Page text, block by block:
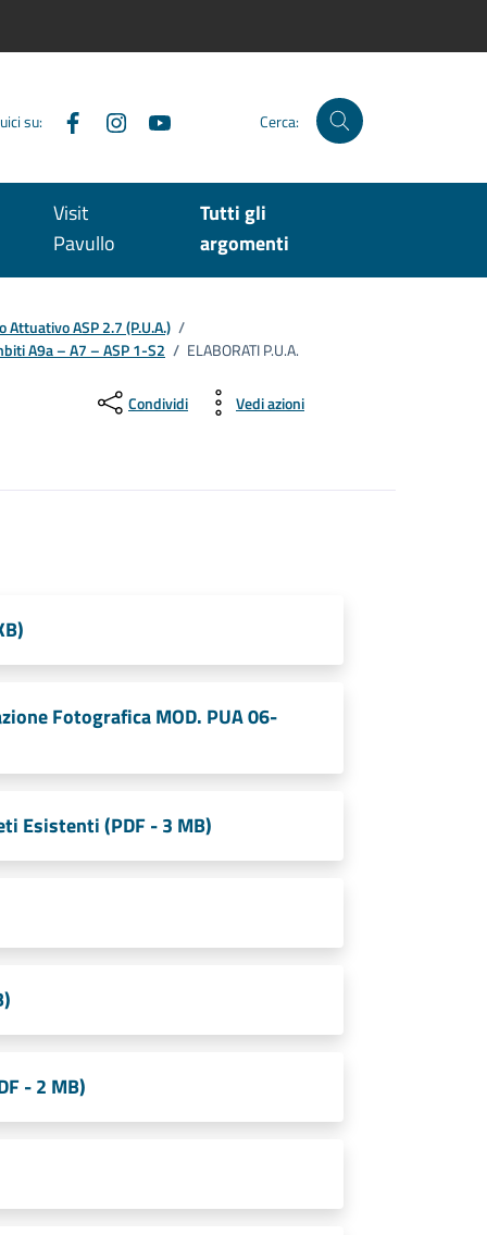
su: FacebookInstagram Cerca:
Visit
Pavullo
Tutti gli
argomenti
Attuativo ASP 2.7 (P.U.A.) /
A9a – A7 – ASP 1-S2 / ELABORATI P.U.A.
Condividi Vedi azioni
Fotografica MOD. PUA 06-
Esistenti (PDF - 3 MB)
- 2 MB)